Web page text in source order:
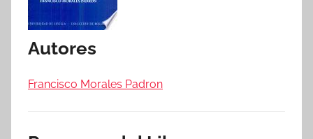
Autores
Francisco Morales Padron